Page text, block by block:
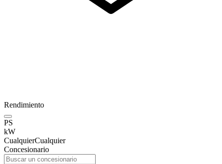
Rendimiento
PS
kW
CualquierCualquier
Concesionario